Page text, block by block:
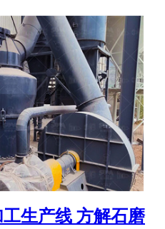
生产线 方解石磨